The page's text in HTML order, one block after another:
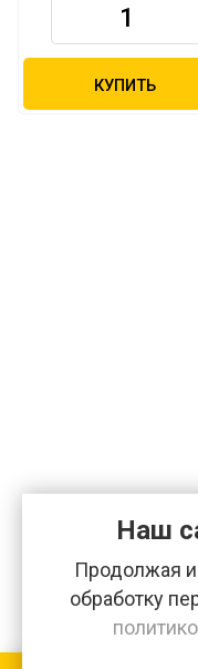
КУПИТЬ
Наш
Продолжая
обработку